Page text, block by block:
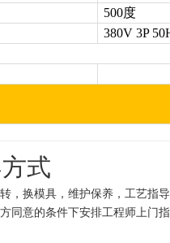
500度
380V 3P
式
，换模具，维护保养，工艺指导
同意的条件下安排工程师上门